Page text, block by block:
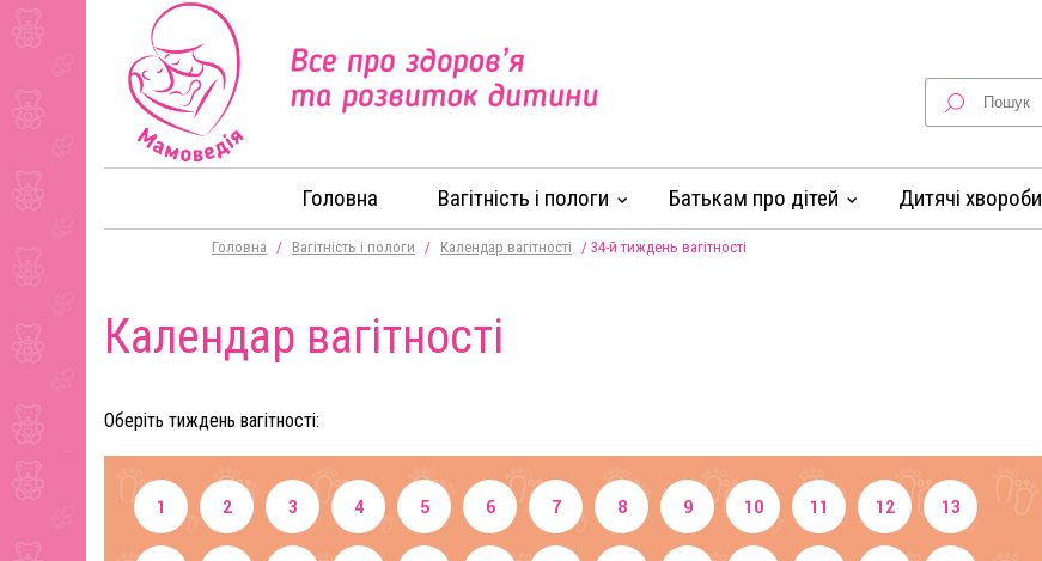
Головна Вагітність і пологи Батькам про дітей Дитячі хвороби
Головна / Вагітність і пологи / Календар вагітності / 34-й тиждень вагітності
Календар вагітності
Оберіть тиждень вагітності:
1 2 3 4 5 6 7 8 9 10 11 12 13